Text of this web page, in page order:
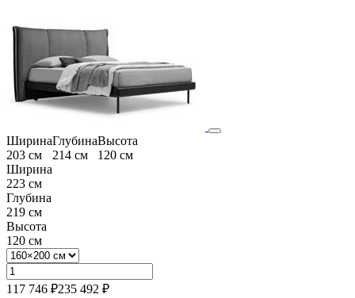
Ширина
203 см
Глубина
214 см
Высота
120 см
Ширина
223 см
Глубина
219 см
Высота
120 см
117 746 ₽235 492 ₽